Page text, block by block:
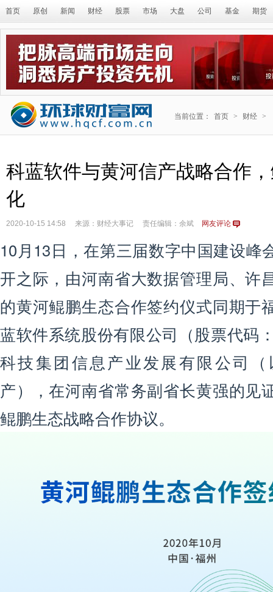
首页 原创 新闻 财经 股票 市场 大盘 公司 基金 期货
当前位置： 首页 > 财经 >
科蓝软件与黄河信产战略合作
化
2020-10-15 14:58 来源：财经大事记 责任编辑：余斌 网友评论
10月13日，在第三届数字中国建设峰
开之际，由河南省大数据管理局、许
的黄河鲲鹏生态合作签约仪式同期于
蓝软件系统股份有限公司（股票代码
科技集团信息产业发展有限公司
产），在河南省常务副省长黄强的见
鲲鹏生态战略合作协议。